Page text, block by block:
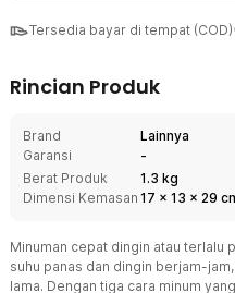
Tersedia bayar di tempat (COD)
Rincian Produk
Brand
Lainnya
Garansi
-
Berat Produk
1.3 kg
Dimensi Kemasan 17 x 13 x 29
Minuman cepat dingin atau terlalu
suhu panas dan dingin berjam-
lama. Dengan tiga cara minum